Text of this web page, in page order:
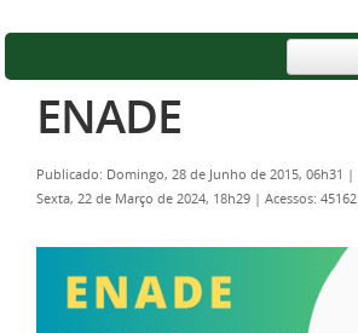
ENADE
Publicado: Domingo, 28 de Junho de 2015, 06h31 |
Sexta, 22 de Março de 2024, 18h29 | Acessos: 45162